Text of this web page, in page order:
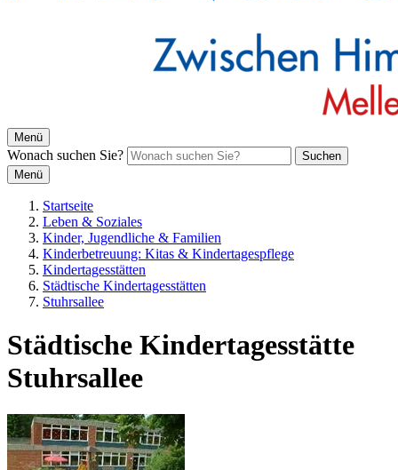
Menü
Wonach suchen Sie?
Suchen
Menü
Startseite
Leben & Soziales
Kinder, Jugendliche & Familien
Kinderbetreuung: Kitas & Kindertagespflege
Kindertagesstätten
Städtische Kindertagesstätten
Stuhrsallee
Städtische Kindertagesstätte
Stuhrsallee